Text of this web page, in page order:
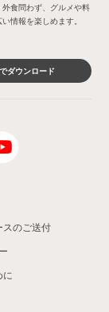
食問わず、グルメや料
情報を楽しめます。
ダウンロード
スのご送付
に